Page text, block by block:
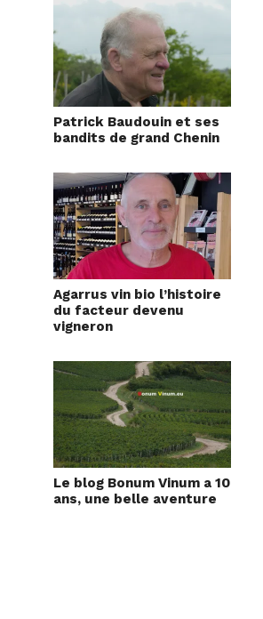
Patrick Baudouin et ses
bandits de grand Chenin
Agarrus vin bio l’histoire
du facteur devenu
vigneron
Le blog Bonum Vinum a 10
ans, une belle aventure